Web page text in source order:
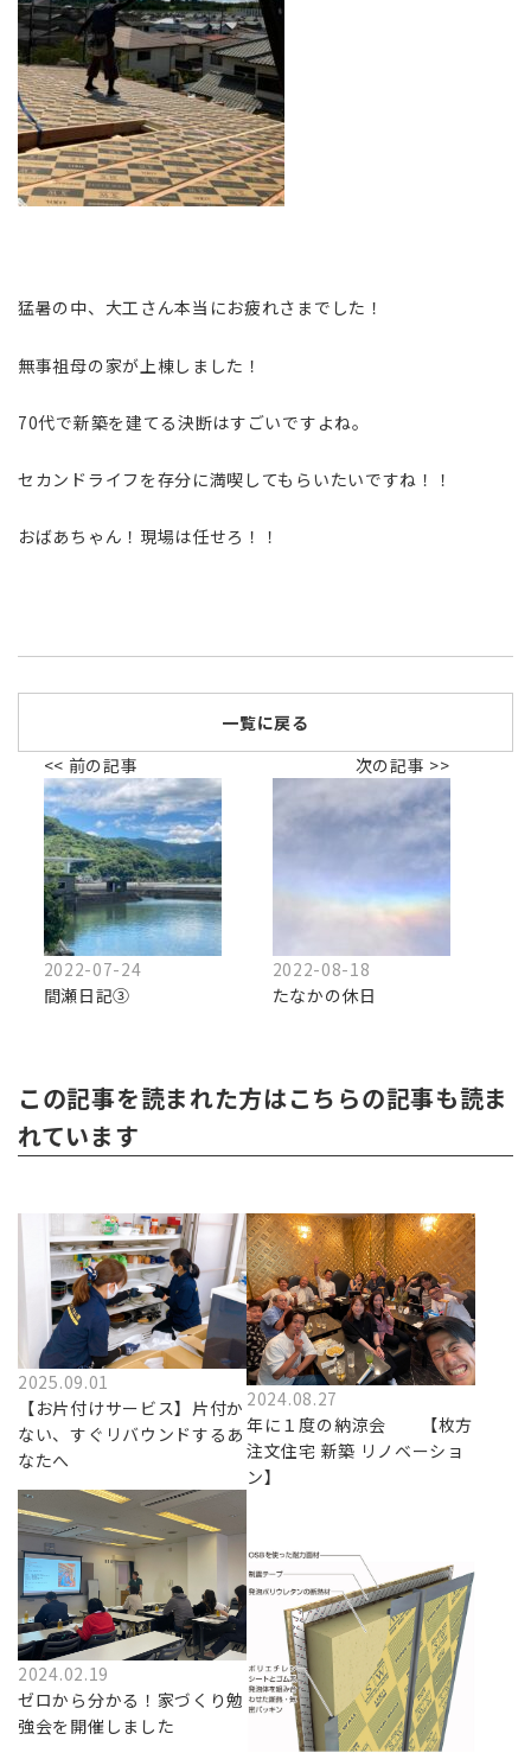
猛暑の中、大工さん本当にお疲れさまでした！
無事祖母の家が上棟しました！
70代で新築を建てる決断はすごいですよね。
セカンドライフを存分に満喫してもらいたいですね！！
おばあちゃん！現場は任せろ！！
<< 前の記事
2022-07-24
間瀬日記③
一覧に戻る
次の記事 >>
2022-08-18
たなかの休日
この記事を読まれた方はこちらの記事も読ま
れています
2025.09.01
【お片付けサービス】片付か
ない、すぐリバウンドするあ
なたへ
2024.08.27
年に１度の納涼会 【枚方
注文住宅 新築 リノベーショ
ン】
2024.02.19
ゼロから分かる！家づくり勉
強会を開催しました